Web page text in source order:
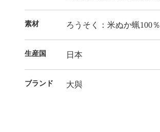
素材 ろうそく：米ぬか蝋100％
生産国 日本
ブランド 大與